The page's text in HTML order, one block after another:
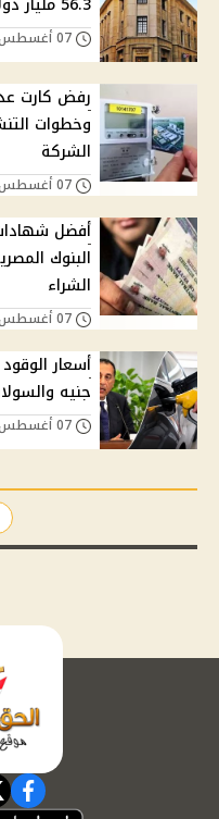
رفض كارت
وخطوات
الشركة
الشراء
جنيه والسولار